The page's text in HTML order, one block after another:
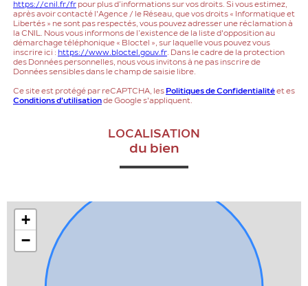
https://cnil.fr/fr pour plus d’informations sur vos droits. Si vous estimez,
après avoir contacté l'Agence / le Réseau, que vos droits « Informatique et
Libertés » ne sont pas respectés, vous pouvez adresser une réclamation à
la CNIL. Nous vous informons de l’existence de la liste d'opposition au
démarchage téléphonique « Bloctel », sur laquelle vous pouvez vous
inscrire ici : https://www.bloctel.gouv.fr. Dans le cadre de la protection
des Données personnelles, nous vous invitons à ne pas inscrire de
Données sensibles dans le champ de saisie libre.
Ce site est protégé par reCAPTCHA, les Politiques de Confidentialitéet es
Conditions d'utilisationde Google s'appliquent.
LOCALISATION
du bien
+
−